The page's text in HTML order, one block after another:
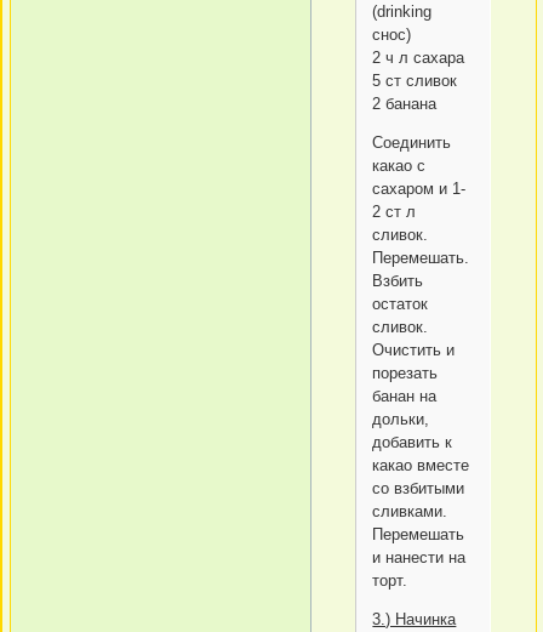
(drinking
cнoc)
2 ч л сахара
5 ст сливок
2 банана
Соединить
какао с
сахаром и 1-
2 ст л
сливок.
Перемешать.
Взбить
остаток
сливок.
Очистить и
порезать
банан на
дольки,
добавить к
какао вместе
со взбитыми
сливками.
Перемешать
и нанести на
торт.
3.) Начинка